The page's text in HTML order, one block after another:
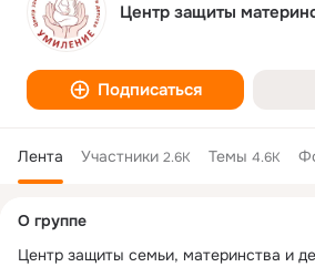
Центр защиты
Подписаться
Лента Участники 2.6K Темы 4.6K
колонка
О группе
Центр защиты семьи, материнства и